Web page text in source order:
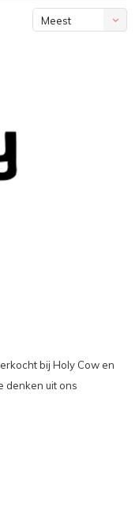
Meest
bij Holy Cow en
denken uit ons